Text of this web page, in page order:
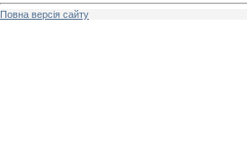
Повна версія сайту